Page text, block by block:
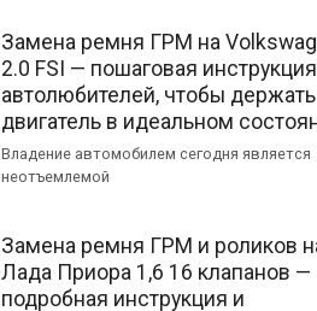
Замена ремня ГРМ на
2.0 FSI — пошаговая
автолюбителей, чтобы
двигатель в идеальном
Владение автомобилем сегодня является
неотъемлемой
Замена ремня ГРМ и роликов
Лада Приора 1,6 16 клапанов —
подробная инструкция и